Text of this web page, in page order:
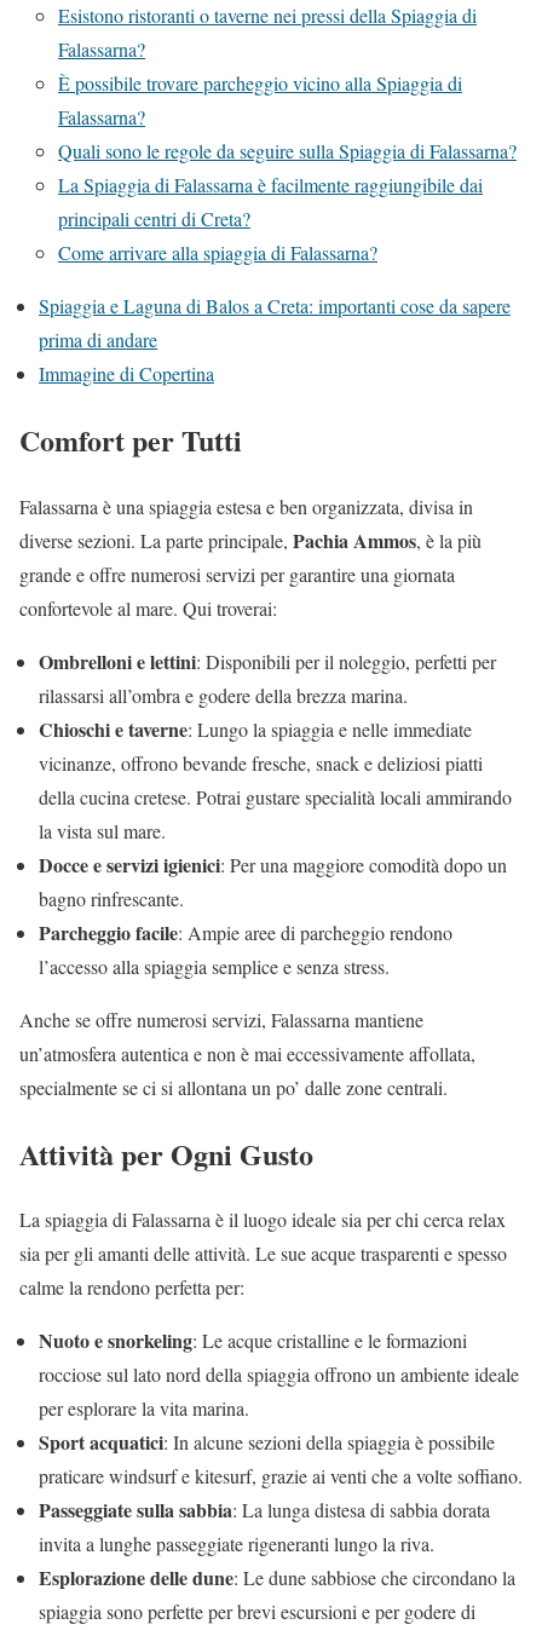
Esistono ristoranti o taverne nei pressi della Spiaggia di
Falassarna?
È possibile trovare parcheggio vicino alla Spiaggia di
Falassarna?
Quali sono le regole da seguire sulla Spiaggia di Falassarna?
La Spiaggia di Falassarna è facilmente raggiungibile dai
principali centri di Creta?
Come arrivare alla spiaggia di Falassarna?
Spiaggia e Laguna di Balos a Creta: importanti cose da sapere
prima di andare
Immagine di Copertina
Comfort per Tutti
Falassarna è una spiaggia estesa e ben organizzata, divisa in
diverse sezioni. La parte principale, Pachia Ammos, è la più
grande e offre numerosi servizi per garantire una giornata
confortevole al mare. Qui troverai:
Ombrelloni e lettini: Disponibili per il noleggio, perfetti per
rilassarsi all’ombra e godere della brezza marina.
Chioschi e taverne: Lungo la spiaggia e nelle immediate
vicinanze, offrono bevande fresche, snack e deliziosi piatti
della cucina cretese. Potrai gustare specialità locali ammirando
la vista sul mare.
Docce e servizi igienici: Per una maggiore comodità dopo un
bagno rinfrescante.
Parcheggio facile: Ampie aree di parcheggio rendono
l’accesso alla spiaggia semplice e senza stress.
Anche se offre numerosi servizi, Falassarna mantiene
un’atmosfera autentica e non è mai eccessivamente affollata,
specialmente se ci si allontana un po’ dalle zone centrali.
Attività per Ogni Gusto
La spiaggia di Falassarna è il luogo ideale sia per chi cerca relax
sia per gli amanti delle attività. Le sue acque trasparenti e spesso
calme la rendono perfetta per:
Nuoto e snorkeling: Le acque cristalline e le formazioni
rocciose sul lato nord della spiaggia offrono un ambiente ideale
per esplorare la vita marina.
Sport acquatici: In alcune sezioni della spiaggia è possibile
praticare windsurf e kitesurf, grazie ai venti che a volte soffiano.
Passeggiate sulla sabbia: La lunga distesa di sabbia dorata
invita a lunghe passeggiate rigeneranti lungo la riva.
Esplorazione delle dune: Le dune sabbiose che circondano la
spiaggia sono perfette per brevi escursioni e per godere di